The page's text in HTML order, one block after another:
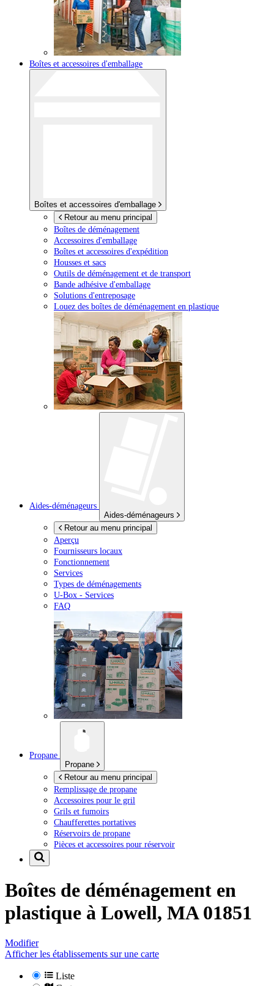
Boîtes et accessoires d'emballage
Boîtes et accessoires d'emballage
Retour au menu principal
Boîtes de déménagement
Accessoires d'emballage
Boîtes et accessoires d'expédition
Housses et sacs
Outils de déménagement et de transport
Bande adhésive d'emballage
Solutions d'entreposage
Louez des boîtes de déménagement en plastique
Aides-déménageurs
Aides-déménageurs
Retour au menu principal
Aperçu
Fournisseurs locaux
Fonctionnement
Services
Types de déménagements
U-Box - Services
FAQ
Propane
Propane
Retour au menu principal
Remplissage de propane
Accessoires pour le gril
Grils et fumoirs
Chaufferettes portatives
Réservoirs de propane
Pièces et accessoires pour réservoir
Boîtes de déménagement en
plastique à Lowell, MA 01851
Modifier
Afficher les établissements sur une carte
Liste